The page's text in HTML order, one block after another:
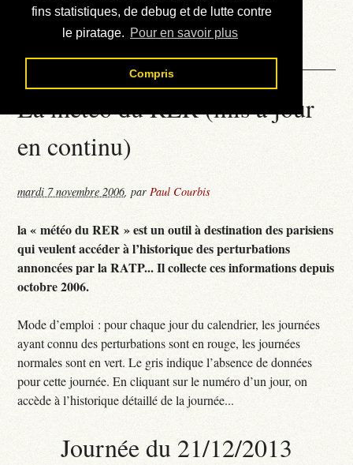
fins statistiques, de debug et de lutte contre
le piratage. Pour en savoir plus
Compris
Téléchargement
Contact
La météo du RER (mis à jour
en continu)
mardi 7 novembre 2006,parPaul Courbis
la « météo du RER » est un outil à destination des parisiens
qui veulent accéder à l’historique des perturbations
annoncées par la RATP... Il collecte ces informations depuis
octobre 2006.
Mode d’emploi : pour chaque jour du calendrier, les journées
ayant connu des perturbations sont en rouge, les journées
normales sont en vert. Le gris indique l’absence de données
pour cette journée. En cliquant sur le numéro d’un jour, on
accède à l’historique détaillé de la journée...
Journée du 21/12/2013